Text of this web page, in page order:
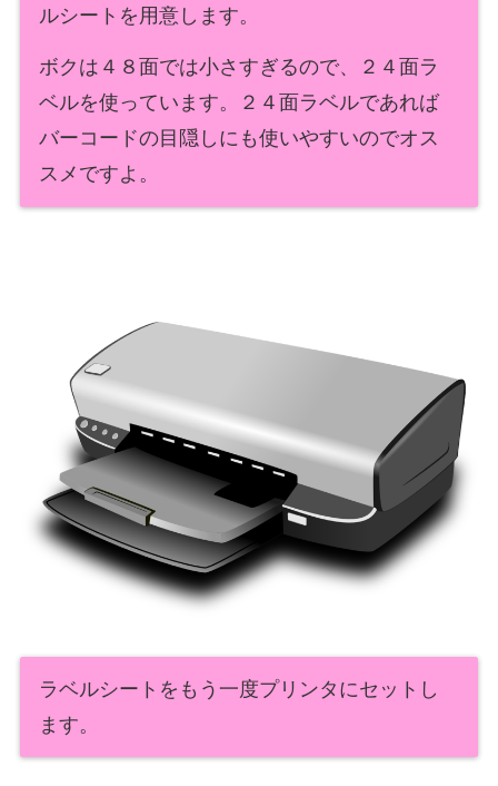
ルシートを用意します。
ボクは４８面では小さすぎるので、２４面ラ
ベルを使っています。２４面ラベルであれば
バーコードの目隠しにも使いやすいのでオス
スメですよ。
ラベルシートをもう一度プリンタにセットし
ます。